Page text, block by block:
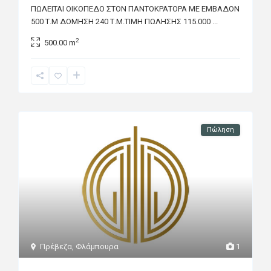
ΠΩΛΕΙΤΑΙ ΟΙΚΟΠΕΔΟ ΣΤΟΝ ΠΑΝΤΟΚΡΑΤΟΡΑ ΜΕ ΕΜΒΑΔΟΝ
500 Τ.Μ ΔΟΜΗΣΗ 240 Τ.Μ.ΤΙΜΗ ΠΩΛΗΣΗΣ 115.000 ...
500.00 m2
1
Πρέβεζα, Φλάμπουρα
Πώληση